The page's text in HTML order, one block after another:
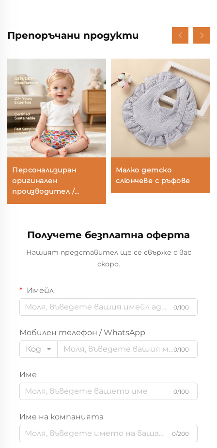
Препоръчани продукти
Персонализиран
оригинален
производител /
оригинален дизайн на
принт – меки, дишани
шорти за ходещи
Малко детско
слюнчеве с ръфове
Получете безплатна оферта
Нашият представител ще се свърже с вас
скоро.
Имейл
0/100
Мобилен телефон / WhatsApp
Код
0/100
Име
0/100
Име на компанията
0/200